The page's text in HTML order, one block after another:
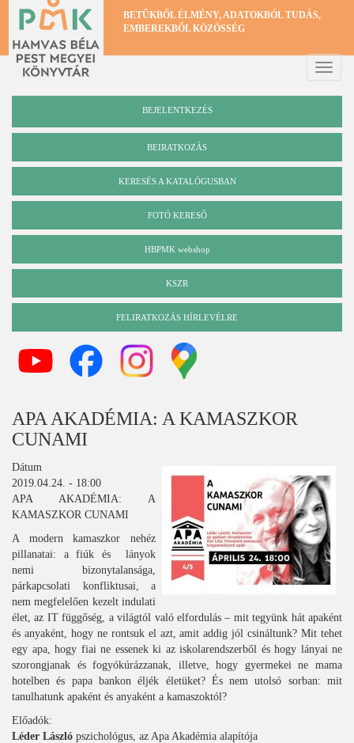
Ugrás
tartalomra
BETŰKBŐL ÉLMÉNY, ADATOKBÓL TUDÁS,
EMBEREKBŐL KÖZÖSSÉG
Toggle
BEJELENTKEZÉS
BEIRATKOZÁS
Katalógus
KERESÉS A KATALÓGUSBAN
FOTÓ KERESŐ
HBPMK webshop
KSZR
FELIRATKOZÁS HÍRLEVÉLRE
APA AKADÉMIA: A KAMASZKOR
CUNAMI
Dátum
2019.04.24. - 18:00
APA AKADÉMIA: A
KAMASZKOR CUNAMI
A modern kamaszkor nehéz
pillanatai: a fiúk és lányok
nemi bizonytalansága,
párkapcsolati konfliktusai, a
nem megfelelően kezelt indulati
élet, az IT függőség, a világtól való elfordulás – mit tegyünk hát apaként
és anyaként, hogy ne rontsuk el azt, amit addig jól csináltunk? Mit tehet
egy apa, hogy fiai ne essenek ki az iskolarendszerből és hogy lányai ne
szorongjanak és fogyókúrázzanak, illetve, hogy gyermekei ne mama
hotelben és papa bankon éljék életüket? És nem utolsó sorban: mit
tanulhatunk apaként és anyaként a kamaszoktól?
Előadók:
Léder László pszichológus, az Apa Akadémia alapítója